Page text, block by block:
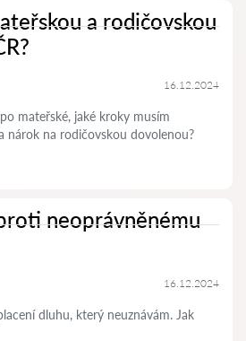
a rodičovskou
16.12.2024
mateřské, jaké kroky musím
nárok na rodičovskou dovolenou?
neoprávněnému
16.12.2024
dluhu, který neuznávám. Jak